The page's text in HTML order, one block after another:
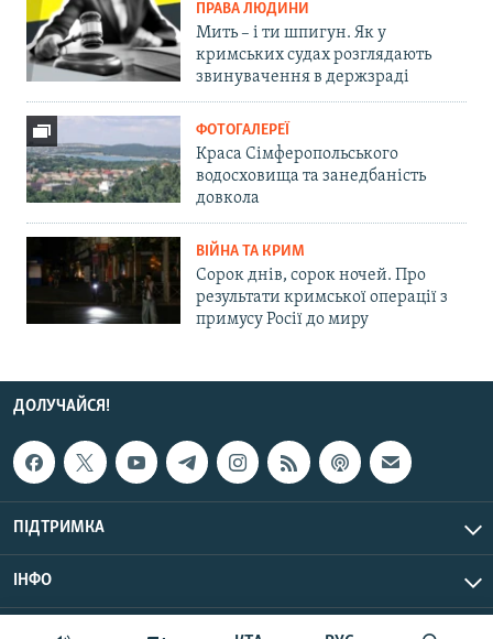
ПРАВА ЛЮДИНИ
Мить – і ти шпигун. Як у
кримських судах розглядають
звинувачення в держзраді
ФОТОГАЛЕРЕЇ
Краса Сімферопольського
водосховища та занедбаність
довкола
ВІЙНА ТА КРИМ
Сорок днів, сорок ночей. Про
результати кримської операції з
примусу Росії до миру
ДОЛУЧАЙСЯ!
ПІДТРИМКА
ІНФО